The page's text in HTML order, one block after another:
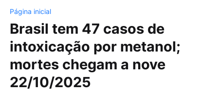
Página inicial
Brasil tem 47 casos de
intoxicação por metanol;
mortes chegam a nove
22/10/2025